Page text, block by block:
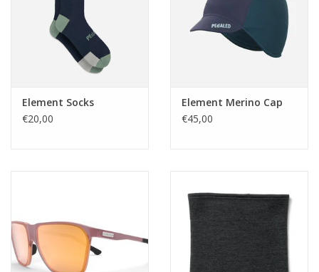
Element Socks
€20,00
Element Merino Cap
€45,00